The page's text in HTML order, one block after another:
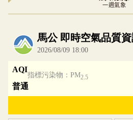
一週氣象
內嵌空氣品質小工具為視